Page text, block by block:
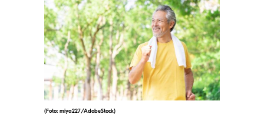
(Foto: miya227/AdobeStock)